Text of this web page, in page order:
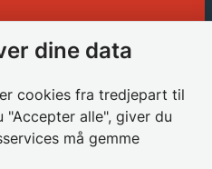
dine data
cookies fra tredjepart til
alle", giver du
må gemme